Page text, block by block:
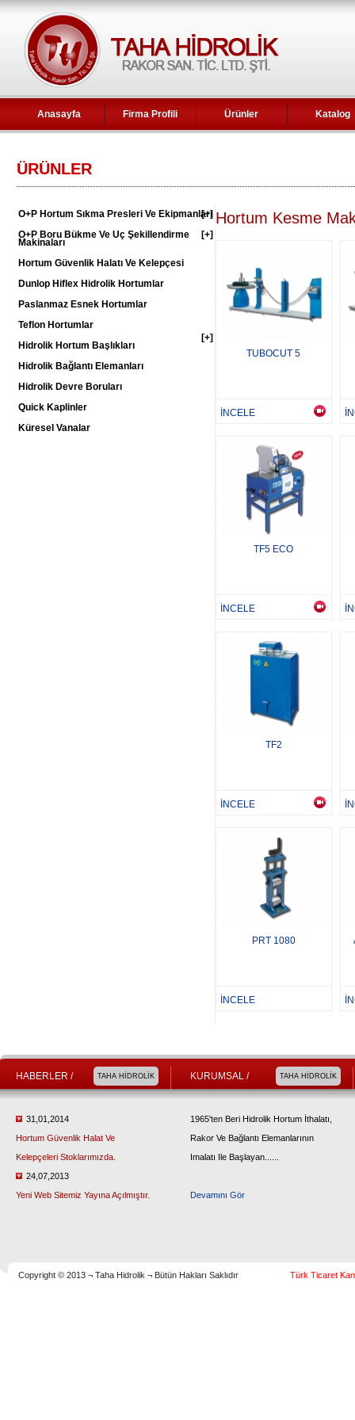
Anasayfa Firma Profili Ürünler Katalog
ÜRÜNLER
O+P Hortum Sıkma Presleri Ve Ekipmanları
[+]
O+P Boru Bükme Ve Uç Şekillendirme
Makinaları
[+]
Hortum Güvenlik Halatı Ve Kelepçesi
Dunlop Hiflex Hidrolik Hortumlar
Paslanmaz Esnek Hortumlar
Teflon Hortumlar
Hidrolik Hortum Başlıkları
[+]
Hidrolik Bağlantı Elemanları
Hidrolik Devre Boruları
Quick Kaplinler
Küresel Vanalar
Hortum Kesme
TUBOCUT 5
İNCELE
TF5 ECO
İNCELE
TF2
İNCELE
PRT 1080
İNCELE
HABERLER / TAHA HİDROLİK
31,01,2014
Hortum Güvenlik Halat Ve
Kelepçeleri Stoklarımızda.
24,07,2013
Yeni Web Sitemiz Yayına Açılmıştır.
KURUMSAL / TAHA HİDROLİK
1965'ten Beri Hidrolik Hortum İthalatı,
Rakor Ve Bağlantı Elemanlarının
Imalatı Ile Başlayan......
Devamını Gör
Copyright © 2013 ¬ Taha Hidrolik ¬ Bütün Hakları Saklıdır Türk Ticaret